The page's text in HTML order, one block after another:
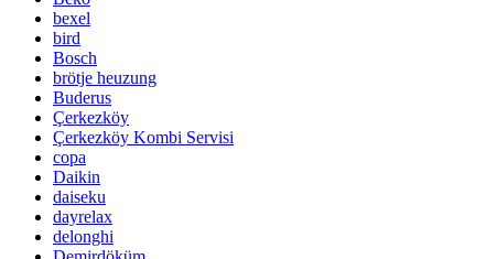
bexel
bird
Bosch
brötje heuzung
Buderus
Çerkezköy
Çerkezköy Kombi Servisi
copa
Daikin
daiseku
dayrelax
delonghi